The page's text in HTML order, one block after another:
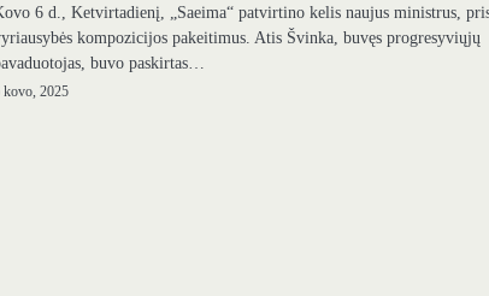
6 d., Ketvirtadienį, „Saeima“ patvirtino kelis naujus ministrus,
kompozicijos pakeitimus. Atis Švinka, buvęs progresyviųjų
buvo paskirtas…
kovo, 2025